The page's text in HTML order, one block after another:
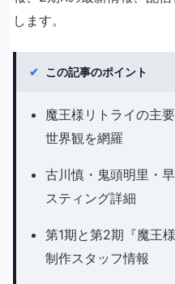
します。
✔ この記事のポイント
魔王様リトライの主
世界観を網羅
古川慎・鬼頭明里・
スティング詳細
第1期と第2期『魔王
制作スタッフ情報